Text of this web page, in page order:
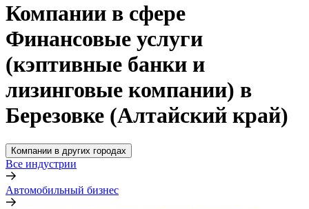
Компании в сфере
Финансовые услуги
(кэптивные банки и
лизинговые компании) в
Березовке (Алтайский край)
Компании в других городах
Все индустрии
Автомобильный бизнес